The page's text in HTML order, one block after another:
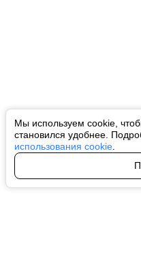
Мы используем cookie,
становился удобнее.
использования cookie